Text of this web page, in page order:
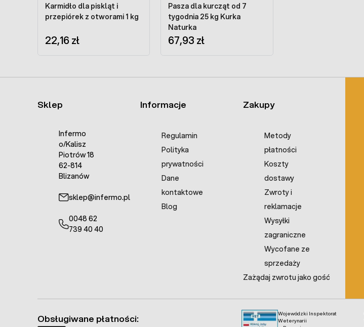
Karmidło dla piskląt i
przepiórek z otworami 1 kg
22,16 zł
Pasza dla kurcząt od 7
tygodnia 25 kg Kurka
Naturka
67,93 zł
Sklep
Infermo
o/Kalisz
Piotrów 18
62-814
Blizanów
sklep@infermo.pl
0048 62
739 40 40
Informacje
Regulamin
Polityka
prywatności
Dane
kontaktowe
Blog
Zakupy
Metody
płatności
Koszty
dostawy
Zwroty i
reklamacje
Wysyłki
zagraniczne
Wycofane ze
sprzedaży
Zażądaj zwrotu jako gość
Wojewódzki Inspektorat
Weterynarii
Obsługiwane płatności: